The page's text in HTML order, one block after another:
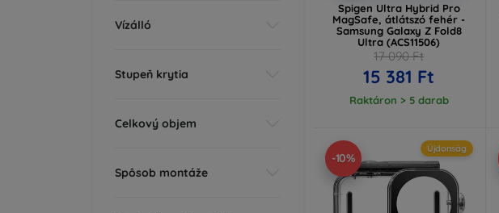
Vízálló
Stupeň krytia
Celkový objem
Spôsob montáže
Spigen Ultra Hybrid Pro
MagSafe, átlátszó fehér -
Samsung Galaxy Z Fold8
Ultra (ACS11506)
17 090 Ft
15 381 Ft
Raktáron > 5 darab
-10%
Újdonság